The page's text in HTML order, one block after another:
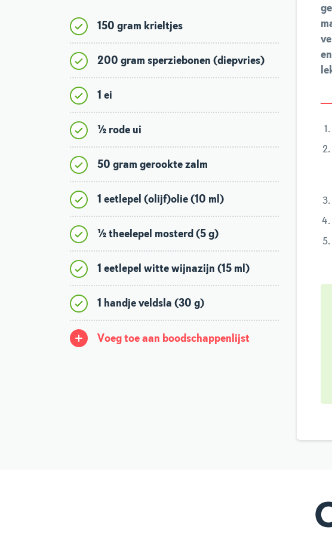
150 gram krieltjes
200 gram sperziebonen (diepvries)
1 ei
½ rode ui
50 gram gerookte zalm
1 eetlepel (olijf)olie (10 ml)
½ theelepel mosterd (5 g)
1 eetlepel witte wijnazijn (15 ml)
1 handje veldsla (30 g)
Voeg toe aan boodschappenlijst